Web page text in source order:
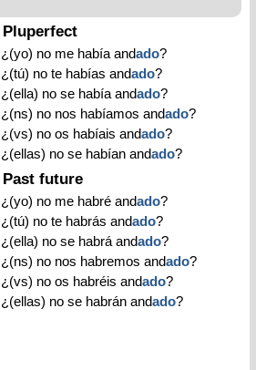
Pluperfect
¿(yo) no me había andado?
¿(tú) no te habías andado?
¿(ella) no se había andado?
¿(ns) no nos habíamos andado?
¿(vs) no os habíais andado?
¿(ellas) no se habían andado?
Past future
¿(yo) no me habré andado?
¿(tú) no te habrás andado?
¿(ella) no se habrá andado?
¿(ns) no nos habremos andado?
¿(vs) no os habréis andado?
¿(ellas) no se habrán andado?